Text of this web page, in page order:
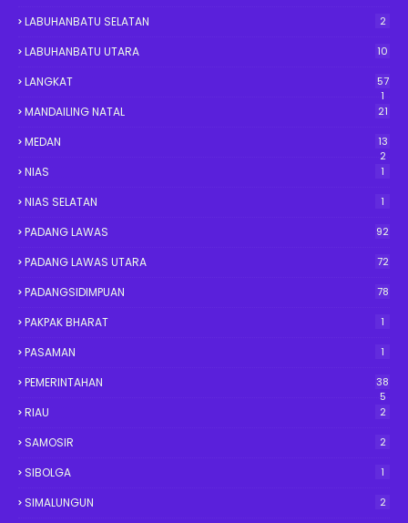
LABUHANBATU SELATAN 2
LABUHANBATU UTARA 10
LANGKAT
57
1
MANDAILING NATAL 21
MEDAN
13
2
NIAS 1
NIAS SELATAN 1
PADANG LAWAS 92
PADANG LAWAS UTARA 72
PADANGSIDIMPUAN 78
PAKPAK BHARAT 1
PASAMAN 1
PEMERINTAHAN
38
5
RIAU 2
SAMOSIR 2
SIBOLGA 1
SIMALUNGUN 2